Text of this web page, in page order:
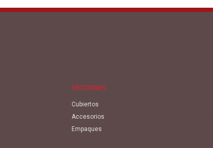
SECCIONES
Cubiertos
Accesorios
Empaques